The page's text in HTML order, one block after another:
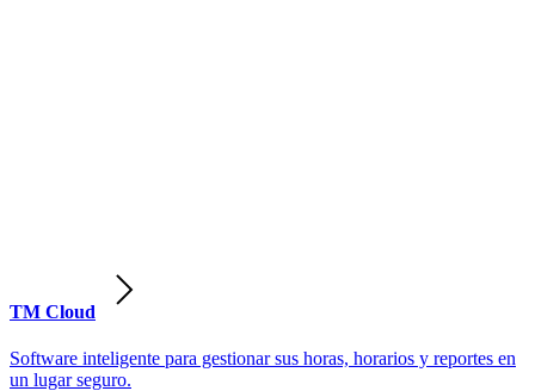
TM Cloud
Software inteligente para gestionar sus horas, horarios y reportes en
un lugar seguro.